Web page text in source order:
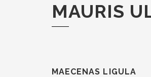
MAURIS
MAECENAS LIGULA